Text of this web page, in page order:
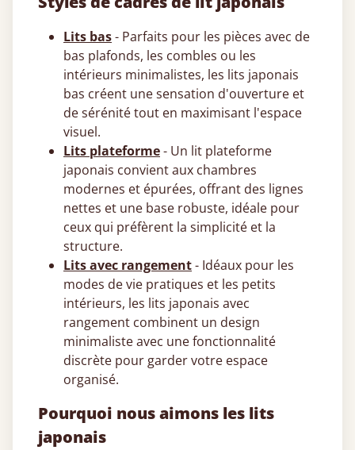
Lits bas- Parfaits pour les pièces avec de
bas plafonds, les combles ou les
intérieurs minimalistes, les lits japonais
bas créent une sensation d'ouverture et
de sérénité tout en maximisant l'espace
visuel.
Lits plateforme- Un lit plateforme
japonais convient aux chambres
modernes et épurées, offrant des lignes
nettes et une base robuste, idéale pour
ceux qui préfèrent la simplicité et la
structure.
Lits avec rangement- Idéaux pour les
modes de vie pratiques et les petits
intérieurs, les lits japonais avec
rangement combinent un design
minimaliste avec une fonctionnalité
discrète pour garder votre espace
organisé.
Pourquoi nous aimons les lits
japonais